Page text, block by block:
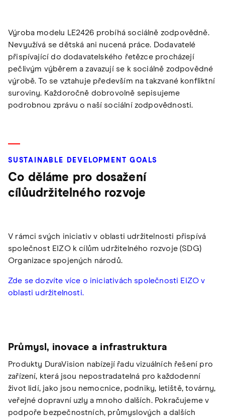
Výroba modelu LE2426 probíhá sociálně zodpovědně.
Nevyužívá se dětská ani nucená práce. Dodavatelé
přispívající do dodavatelského řetězce procházejí
pečlivým výběrem a zavazují se k sociálně zodpovědné
výrobě. To se vztahuje především na takzvané konfliktní
suroviny. Každoročně dobrovolně sepisujeme
podrobnou zprávu o naší sociální zodpovědnosti.
SUSTAINABLE DEVELOPMENT GOALS
Co děláme pro dosažení
cílůudržitelného rozvoje
V rámci svých iniciativ v oblasti udržitelnosti přispívá
společnost EIZO k cílům udržitelného rozvoje (SDG)
Organizace spojených národů.
Zde se dozvíte více o iniciativách společnosti EIZO v
oblasti udržitelnosti.
Průmysl, inovace a infrastruktura
Produkty DuraVision nabízejí řadu vizuálních řešení pro
zařízení, která jsou nepostradatelná pro každodenní
život lidí, jako jsou nemocnice, podniky, letiště, továrny,
veřejné dopravní uzly a mnoho dalších. Pokračujeme v
podpoře bezpečnostních, průmyslových a dalších